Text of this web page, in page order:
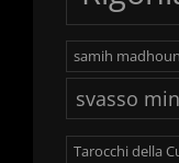
samih madhoun
svasso
Tarocchi della